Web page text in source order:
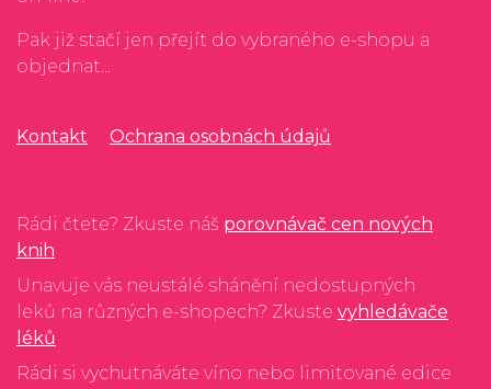
Pak již stačí jen přejít do vybraného e-shopu a
objednat...
Kontakt Ochrana osobnách údajů
Rádi čtete? Zkuste náš porovnávač cen nových
knih
Unavuje vás neustálé shánění nedostupných
leků na různých e-shopech? Zkuste vyhledávače
léků
Rádi si vychutnáváte víno nebo limitované edice